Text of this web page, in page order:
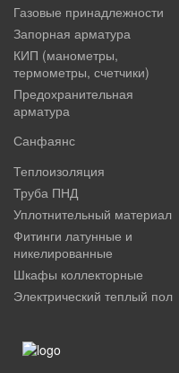
Газовые принадлежности
Запорная арматура
КИП (манометры,
термометры, счетчики)
Предохранительная
арматура
Санфаянс
Теплоизоляция
Труба ПНД
Уплотнительный материал
Фитинги латунные и
никелированные
Шкафы коллекторные
Электрический теплый пол